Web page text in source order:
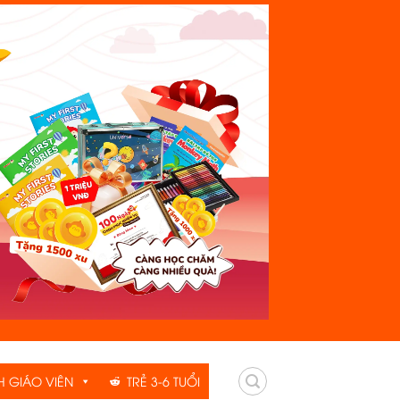
GIÁO VIÊN TRẺ 3-6 TUỔI